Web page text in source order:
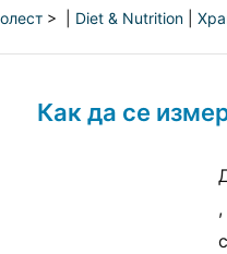
> | Diet & Nutrition
Как да се